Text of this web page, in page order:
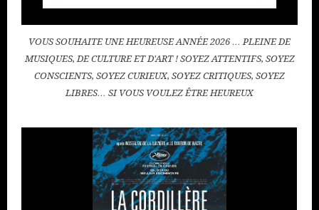
VOUS SOUHAITE UNE HEUREUSE ANNÉE 2026 … PLEINE DE
MUSIQUES, DE CULTURE ET D'ART ! SOYEZ ATTENTIFS, SOYEZ
CONSCIENTS, SOYEZ CURIEUX, SOYEZ CRITIQUES, SOYEZ
LIBRES… SI VOUS VOULEZ ÊTRE HEUREUX